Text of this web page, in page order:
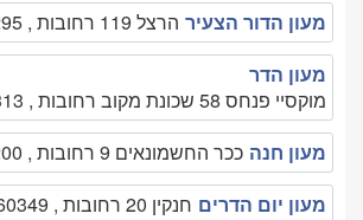
מעון הדור הצעיר הרצל 119 רחובות , 0573308295
מעון הדר
מוקסיי פנחס 58 שכונת מקוב רחובות , 089459313
מעון חנה ככר החשמונאים 9 רחובות , 0777949200
מעון יום הדרים חנקין 20 רחובות , 089460349